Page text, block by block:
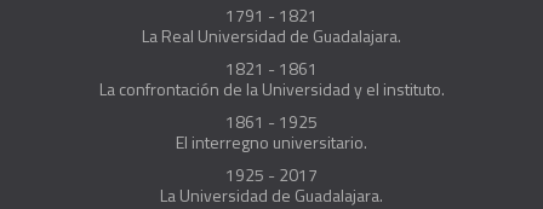
1791 - 1821
La Real Universidad de Guadalajara.
1821 - 1861
La confrontación de la Universidad y el instituto.
1861 - 1925
El interregno universitario.
1925 - 2017
La Universidad de Guadalajara.